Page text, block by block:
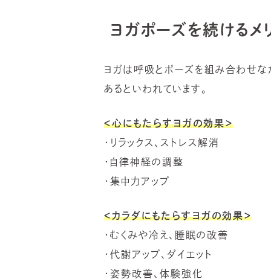
ヨガポーズを続けるメ
ヨガは呼吸とポーズを組み合わせな
あるといわれています。
＜心にもたらすヨガの効果＞
・リラックス、ストレス解消
・自律神経の調整
・集中力アップ
＜カラダにもたらすヨガの効果＞
・むくみや冷え、睡眠の改善
・代謝アップ、ダイエット
・姿勢改善、体験強化